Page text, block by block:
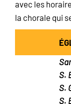
avec les
la chorale qui
S.
S.
S.